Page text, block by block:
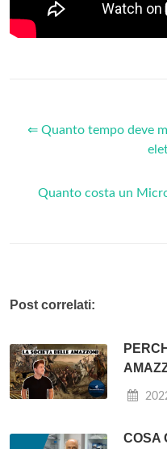
⇐ Quanto tempo deve
Quanto costa un
Post correlati:
COSA